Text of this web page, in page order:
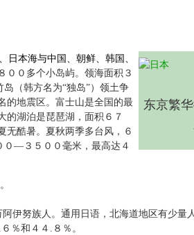
东京繁
本海与中国、朝鲜、韩国、
００多个小岛屿。领海面积３
（韩方名为“独岛”）领土争
的地震区。富士山是全国的最
的湖泊是琵琶湖，面积６７
无酷暑。夏秋两季多台风，６
—３５００毫米，最高达４
伊努族人。通用日语，北海道地区有少量
％和４４.８％。